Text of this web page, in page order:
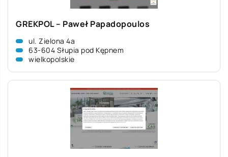
GREKPOL – Paweł Papadopoulos
ul. Zielona 4a
63-604 Słupia pod Kępnem
wielkopolskie